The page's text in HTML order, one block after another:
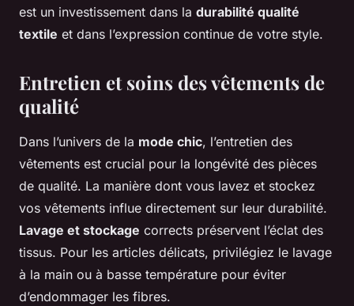
est un investissement dans la durabilité qualité
textile et dans l’expression continue de votre style.
Entretien et soins des vêtements de
qualité
Dans l’univers de la mode chic, l’entretien des
vêtements est crucial pour la longévité des pièces
de qualité. La manière dont vous lavez et stockez
vos vêtements influe directement sur leur durabilité.
Lavage et stockage corrects préservent l’éclat des
tissus. Pour les articles délicats, privilégiez le lavage
à la main ou à basse température pour éviter
d’endommager les fibres.